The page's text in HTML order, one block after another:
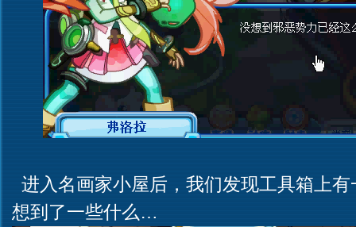
进入名画家小屋后，我们发现工具箱上
想到了一些什么…